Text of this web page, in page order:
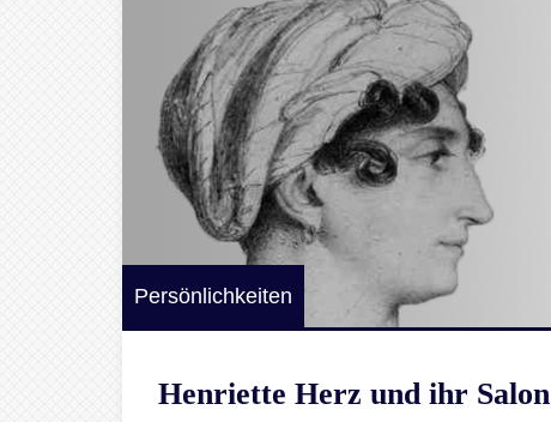
Persönlichkeiten
Henriette Herz und ihr Salon